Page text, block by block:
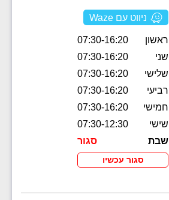
ניווט עם Waze
ראשון
07:30-16:20
שני
07:30-16:20
שלישי
07:30-16:20
רביעי
07:30-16:20
חמישי
07:30-16:20
שישי
07:30-12:30
שבת
סגור
סגור עכשיו